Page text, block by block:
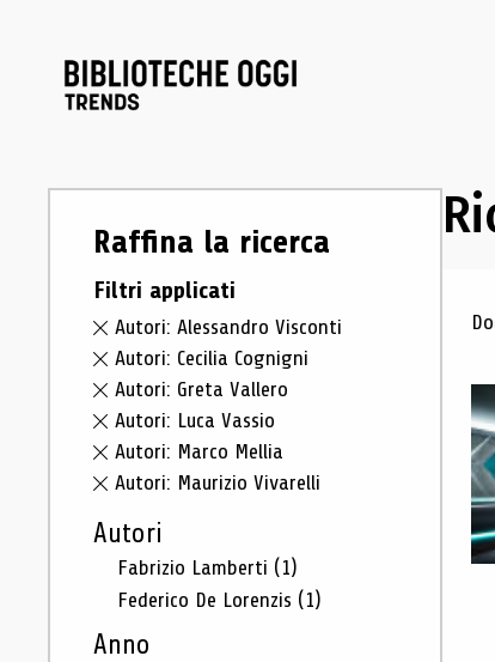
Raffina la ricerca
Filtri applicati
Autori: Alessandro Visconti
Autori: Cecilia Cognigni
Autori: Greta Vallero
Autori: Luca Vassio
Autori: Marco Mellia
Autori: Maurizio Vivarelli
Autori
Fabrizio Lamberti (1)
Federico De Lorenzis (1)
Anno